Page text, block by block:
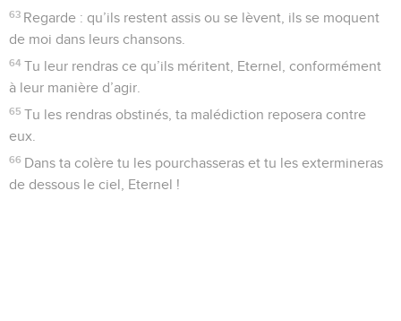
63 Regarde : qu’ils restent assis ou se lèvent, ils se moquent
de moi dans leurs chansons.
64 Tu leur rendras ce qu’ils méritent, Eternel, conformément
à leur manière d’agir.
65 Tu les rendras obstinés, ta malédiction reposera contre
eux.
66 Dans ta colère tu les pourchasseras et tu les extermineras
de dessous le ciel, Eternel !